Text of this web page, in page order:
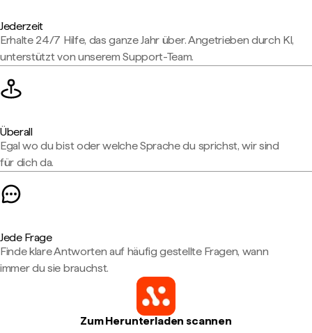
Jederzeit
Erhalte 24/7 Hilfe, das ganze Jahr über. Angetrieben durch KI,
unterstützt von unserem Support-Team.
Überall
Egal wo du bist oder welche Sprache du sprichst, wir sind
für dich da.
Jede Frage
Finde klare Antworten auf häufig gestellte Fragen, wann
immer du sie brauchst.
Zum Herunterladen scannen